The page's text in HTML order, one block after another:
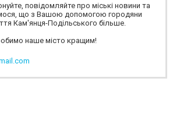
повідомляйте про міські новини та
що з Вашою допомогою городяни
Кам'янця-Подільського більше.
наше місто кращим!